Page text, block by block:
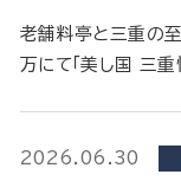
老舗料亭と三重の
万にて「美し国 三重
2026.06.30